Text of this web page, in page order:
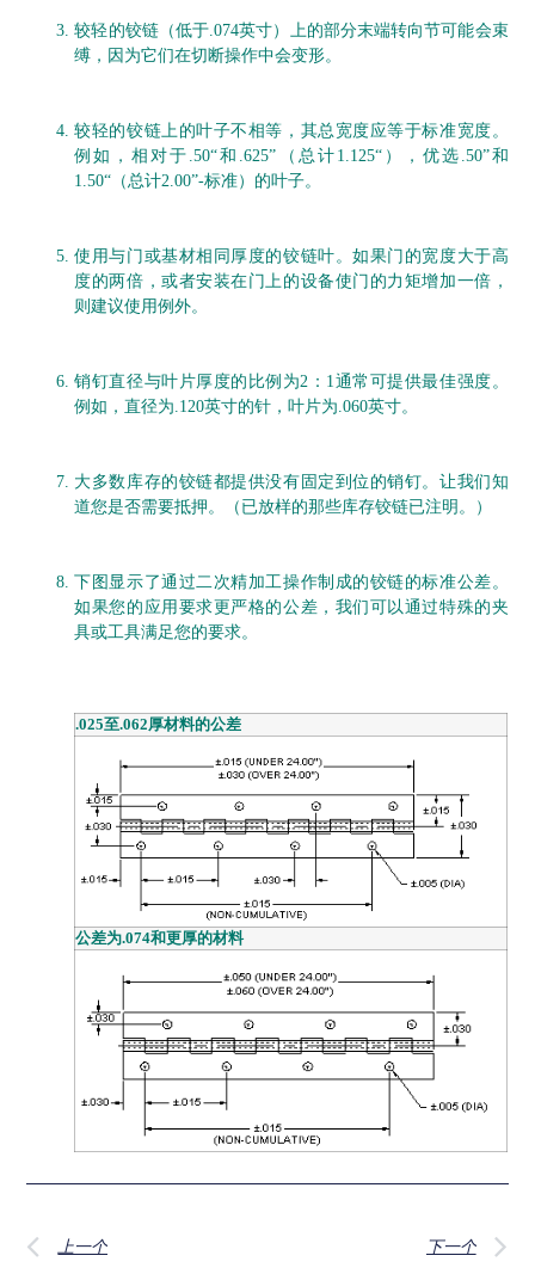
较轻的铰链（低于.074英寸）上的部分末端转向节可能会束
缚，因为它们在切断操作中会变形。
较轻的铰链上的叶子不相等，其总宽度应等于标准宽度。
例如，相对于.50“和.625”（总计1.125“），优选.50”和
1.50“（总计2.00”-标准）的叶子。
使用与门或基材相同厚度的铰链叶。如果门的宽度大于高
度的两倍，或者安装在门上的设备使门的力矩增加一倍，
则建议使用例外。
销钉直径与叶片厚度的比例为2：1通常可提供最佳强度。
例如，直径为.120英寸的针，叶片为.060英寸。
大多数库存的铰链都提供没有固定到位的销钉。 让我们知
道您是否需要抵押。
（已放样的那些库存铰链已注明。）
下图显示了通过二次精加工操作制成的铰链的标准公差。
如果您的应用要求更严格的公差，我们可以通过特殊的夹
具或工具满足您的要求。
.025至.062厚材料的公差
公差为.074和更厚的材料
上一个 下一个